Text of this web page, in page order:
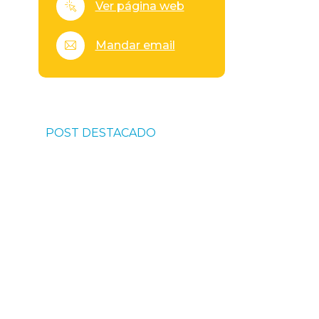
Ver página web
Mandar email
POST DESTACADO